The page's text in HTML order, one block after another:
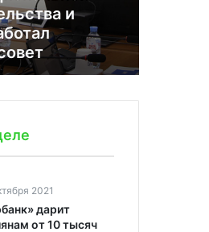
и
2021
дарит
от 10 тысяч